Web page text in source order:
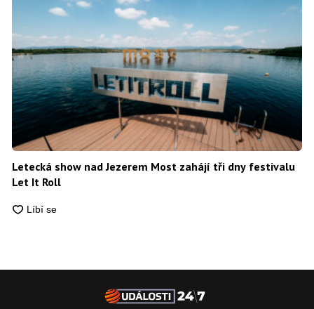
Letecká show nad Jezerem Most zahájí tři dny festivalu
Let It Roll